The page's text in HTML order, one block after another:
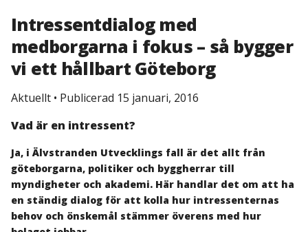
Intressentdialog med
medborgarna i fokus – så bygger
vi ett hållbart Göteborg
Aktuellt • Publicerad 15 januari, 2016
Vad är en intressent?
Ja, i Älvstranden Utvecklings fall är det allt från
göteborgarna, politiker och byggherrar till
myndigheter och akademi. Här handlar det om att ha
en ständig dialog för att kolla hur intressenternas
behov och önskemål stämmer överens med hur